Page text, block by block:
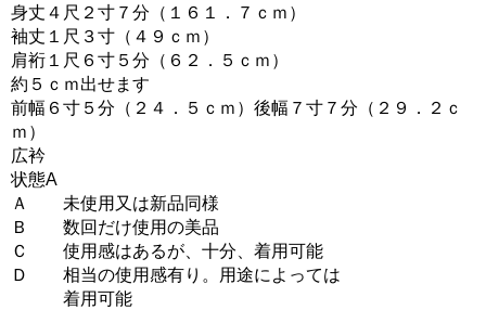
身丈４尺２寸７分（１６１．７ｃｍ）
袖丈１尺３寸（４９ｃｍ）
肩裄１尺６寸５分（６２．５ｃｍ）
約５ｃｍ出せます
前幅６寸５分（２４．５ｃｍ）後幅７寸７分（２９．２ｃ
ｍ）
広衿
状態A
Ａ 未使用又は新品同様
Ｂ 数回だけ使用の美品
Ｃ 使用感はあるが、十分、着用可能
Ｄ 相当の使用感有り。用途によっては
着用可能